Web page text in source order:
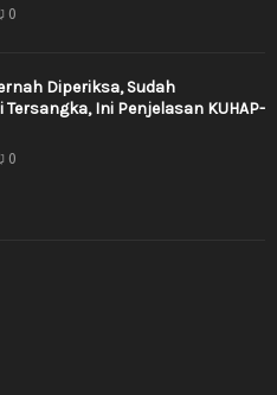
0
Diperiksa, Sudah
Ini Penjelasan KUHAP-
0